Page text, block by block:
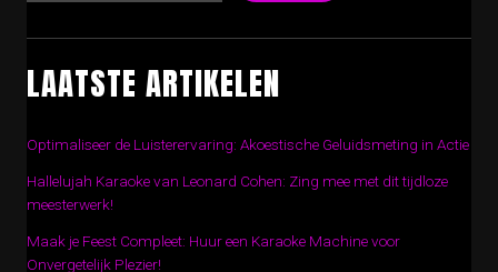
LAATSTE ARTIKELEN
Optimaliseer de Luisterervaring: Akoestische Geluidsmeting in Actie
Hallelujah Karaoke van Leonard Cohen: Zing mee met dit tijdloze
meesterwerk!
Maak je Feest Compleet: Huur een Karaoke Machine voor
Onvergetelijk Plezier!